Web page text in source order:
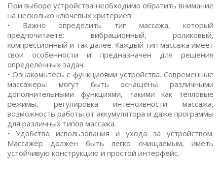
При выборе устройства необходимо обратить внимание
на несколько ключевых критериев:
• Важно определить тип массажа, который
предпочитаете: вибрационный, роликовый,
компрессионный и так далее. Каждый тип массажа имеет
свои особенности и предназначен для решения
определённых задач.
• Ознакомьтесь с функциоями устройства. Современные
массажеры могут быть оснащены различными
дополнительными функциями, такими как тепловые
режимы, регулировка интенсивности массажа,
возможность работы от аккумулятора и даже программы
для различных типов массажа.
• Удобство использования и ухода за устройством.
Массажер должен быть легко очищаемым, иметь
устойчивую конструкцию и простой интерфейс.